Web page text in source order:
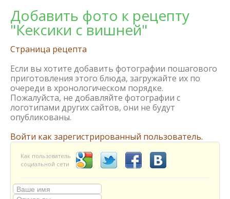
Добавить фото к рецепту
"Кексики с вишней"
Страница рецепта
Если вы хотите добавить фотографии пошагового
приготовления этого блюда, загружайте их по
очереди в хронологическом порядке.
Пожалуйста, не добавляйте фотографии с
логотипами других сайтов, они не будут
опубликованы.
Войти как зарегистрированный пользователь.
Как пользователь
социальной сети